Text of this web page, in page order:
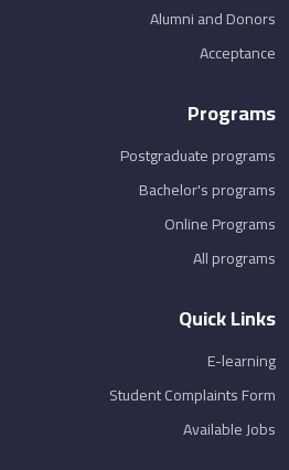
Alumni and Donors
Acceptance
Programs
Postgraduate programs
Bachelor's programs
Online Programs
All programs
Quick Links
E-learning
Student Complaints Form
Available Jobs